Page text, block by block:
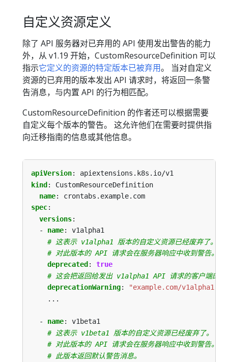
自定义资源定义
除了 API 服务器对已弃用的 API 使用发出警告的能力
外，从 v1.19 开始，CustomResourceDefinition 可以
指示它定义的资源的特定版本已被弃用。 当对自定义
资源的已弃用的版本发出 API 请求时，将返回一条警
告消息，与内置 API 的行为相匹配。
CustomResourceDefinition 的作者还可以根据需要
自定义每个版本的警告。 这允许他们在需要时提供指
向迁移指南的信息或其他信息。
apiVersion:
apiextensions.k8s.io/v1
kind :
CustomResourceDefinition
name:
crontabs.example.com
spec:
versions:
- name:
v1alpha1
# 这表示 v1alpha1 版本的自定义资源已经废弃了。
# 对此版本的 API 请求会在服务器响应中收到警告。
deprecated :
true
# 这会把返回给发出 v1alpha1 API 请求的客户端的默
deprecationWarning:
"example.com/v1alpha1
...
- name:
v1beta1
# 这表示 v1beta1 版本的自定义资源已经废弃了。
# 对此版本的 API 请求会在服务器响应中收到警告。
# 此版本返回默认警告消息。